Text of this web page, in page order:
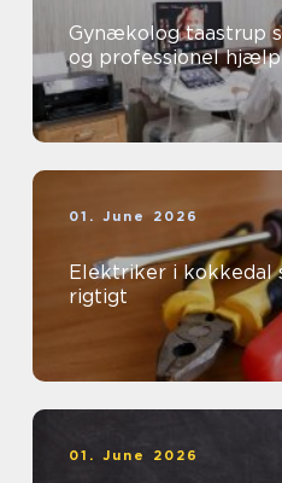
Gynækolog taastrup sådan finder du tryg
og professionel hjælp
01. June 2026
Elektriker i kokkedal sådan vælger du
rigtigt
01. June 2026